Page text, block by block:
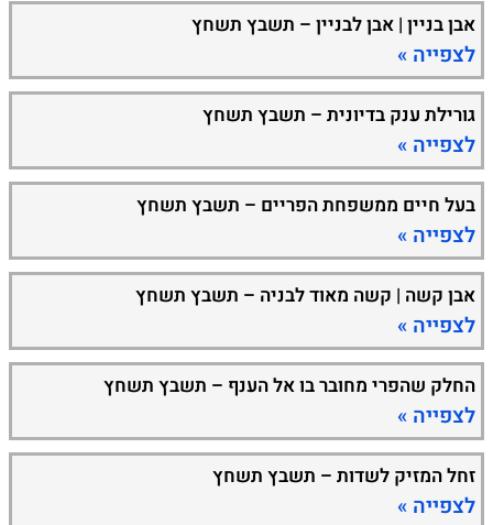
אבן בניין | אבן לבניין – תשבץ תשחץ
לצפייה »
גורילת ענק בדיונית – תשבץ תשחץ
לצפייה »
בעל חיים ממשפחת הפריים – תשבץ תשחץ
לצפייה »
אבן קשה | קשה מאוד לבניה – תשבץ תשחץ
לצפייה »
החלק שהפרי מחובר בו אל הענף – תשבץ תשחץ
לצפייה »
זחל המזיק לשדות – תשבץ תשחץ
לצפייה »